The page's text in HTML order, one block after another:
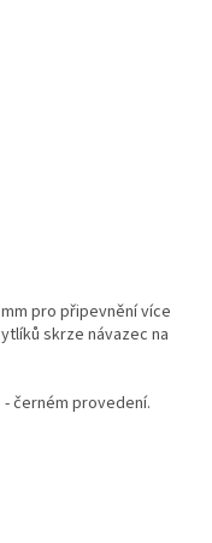
pro připevnění více
skrze návazec na
černém provedení.